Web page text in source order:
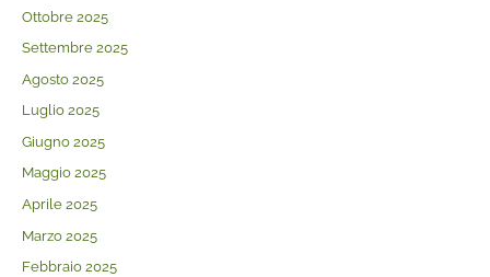
Ottobre 2025
Settembre 2025
Agosto 2025
Luglio 2025
Giugno 2025
Maggio 2025
Aprile 2025
Marzo 2025
Febbraio 2025